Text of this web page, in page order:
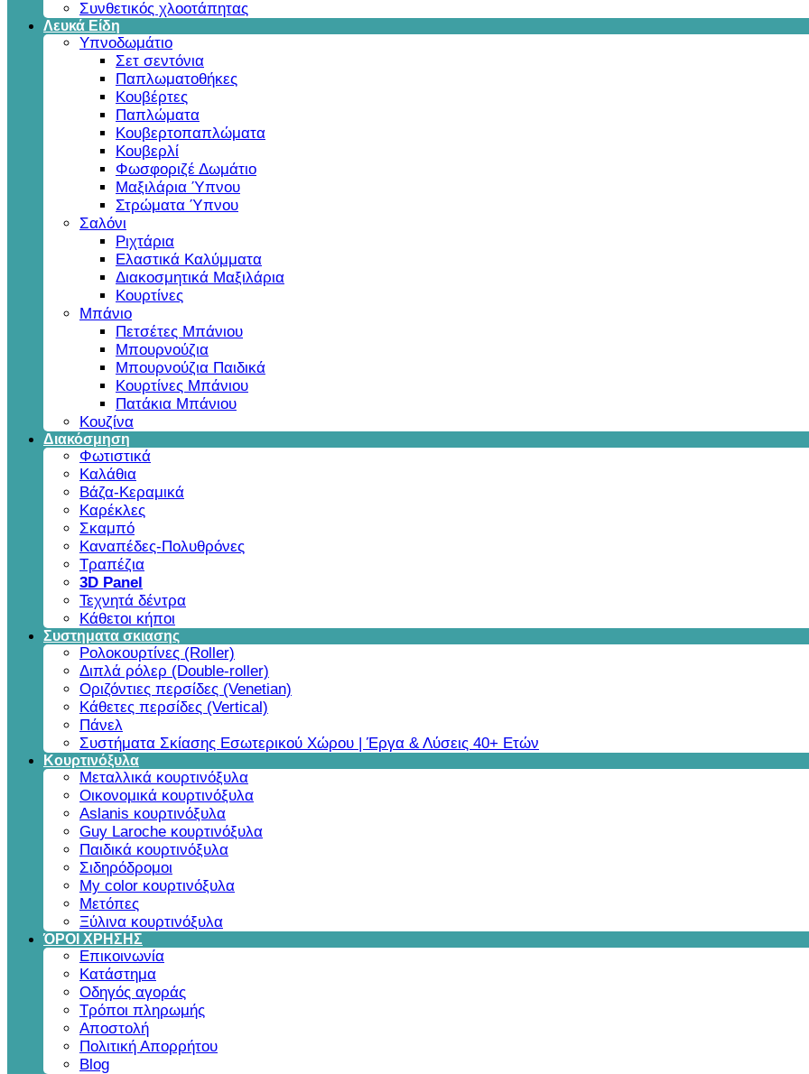
Συνθετικός χλοοτάπητας
Λευκά Είδη
Υπνοδωμάτιο
Σετ σεντόνια
Παπλωματοθήκες
Κουβέρτες
Παπλώματα
Κουβερτοπαπλώματα
Κουβερλί
Φωσφοριζέ Δωμάτιο
Μαξιλάρια Ύπνου
Στρώματα Ύπνου
Σαλόνι
Ριχτάρια
Ελαστικά Καλύμματα
Διακοσμητικά Μαξιλάρια
Κουρτίνες
Μπάνιο
Πετσέτες Μπάνιου
Μπουρνούζια
Μπουρνούζια Παιδικά
Κουρτίνες Μπάνιου
Πατάκια Μπάνιου
Κουζίνα
Διακόσμηση
Φωτιστικά
Καλάθια
Βάζα-Κεραμικά
Καρέκλες
Σκαμπό
Καναπέδες-Πολυθρόνες
Τραπέζια
3D Panel
Τεχνητά δέντρα
Κάθετοι κήποι
Συστηματα σκιασης
Ρολοκουρτίνες (Roller)
Διπλά ρόλερ (Double-roller)
Οριζόντιες περσίδες (Venetian)
Κάθετες περσίδες (Vertical)
Πάνελ
Συστήματα Σκίασης Εσωτερικού Χώρου | Έργα & Λύσεις 40+ Ετών
Κουρτινόξυλα
Μεταλλικά κουρτινόξυλα
Οικονομικά κουρτινόξυλα
Aslanis κουρτινόξυλα
Guy Laroche κουρτινόξυλα
Παιδικά κουρτινόξυλα
Σιδηρόδρομοι
My color κουρτινόξυλα
Μετόπες
Ξύλινα κουρτινόξυλα
ΌΡΟΙ ΧΡΗΣΗΣ
Επικοινωνία
Κατάστημα
Οδηγός αγοράς
Τρόποι πληρωμής
Αποστολή
Πολιτική Απορρήτου
Blog